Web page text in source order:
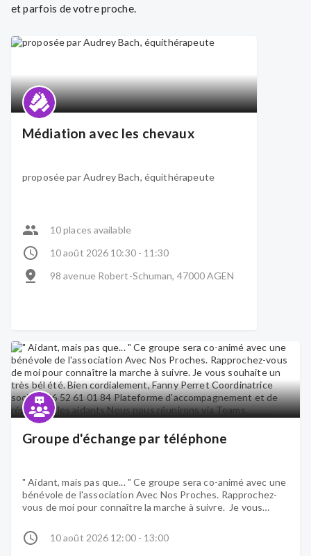
et parfois de votre proche.
Médiation avec les chevaux
proposée par Audrey Bach, équithérapeute
10 places available
10 août 2026 10:30 - 11:30
98 avenue Robert-Schuman, 47000 AGEN
Groupe d'échange par téléphone
" Aidant, mais pas que... " Ce groupe sera co-animé avec une
bénévole de l'association Avec Nos Proches. Rapprochez-
vous de moi pour connaître la marche à suivre. Je vous
Coordinatrice sociale, 06 52 61 01 84 Plateforme
d'accompagnement et de répit pour les aidants Nous nous
10 août 2026 12:00 - 13:00